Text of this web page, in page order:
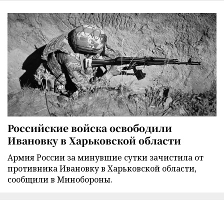
Российские войска освободили
Ивановку в Харьковской области
Армия России за минувшие сутки зачистила от
противника Ивановку в Харьковской области,
сообщили в Минобороны.